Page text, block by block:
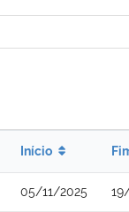
Início
05/11/2025